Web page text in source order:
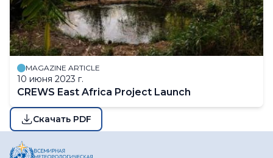
MAGAZINE ARTICLE
10 июня 2023 г.
CREWS East Africa Project Launch
Скачать PDF